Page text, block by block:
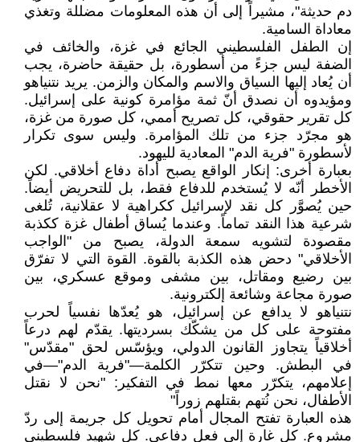
دم حديثة"، مشيراً إلى أن هذه المعلومات مضللة وتغذي
معاداة السامية.
إن الطفل الفلسطيني الجائع في غزة، والخائف في
الضفة ليس جزءً من أسطورة، بل حقيقة حاضرة، يجب
أن يُعاد إليها السياق والاسم والمكان والزمن. يريد نتنياهو
ومؤيدوه أن نصدق أنّ ثمة مؤامرة كونية على إسرائيل.
كل تقرير حقوقي، كل تصريح أممي، كل صورة من غزة،
هو مجرّد جزء من تلك المؤامرة. وليس سوى تكرار
لأسطورة "فرية الدم" المعادية لليهود.
بعبارة أخرى: إنكار الواقع يصبح أداة دفاع أخلاقي. لكن
الأخطر أنّه لا يُستخدم للدفاع فقط، بل للتحريض أيضاً.
حين يُصوَّر كل نقد لإسرائيل ككراهية لا عقلانية، تُلغى
شرعية هذا النقد تماماً. وعندما يُساق أطفال غزة ككذبة
مقصودة لتشويه سمعة الدولة، يصبح من "الواجب
الأخلاقي" دحض هذه الكذبة بالقوة. القوة التي لا تفرّق
بين رضيع ومقاتل، بين مشفى وموقع عسكري، بين
صورة مجاعة وشائعة إلكترونية.
نتنياهو لا يدافع عن إسرائيل، هو يُعدّها نفسياً لحرب
مفتوحة على كل من يشكّك بسرديتها. يقدّم لهم درعاً
أخلاقياً يتجاوز القانون الدولي، ويؤسّس لحق "مقدّس"
في البطش. وحين تتكرّر الكلمة—"فرية الدم"—في
إعلامهم، يتكرّر معها نمط في التفكير: "نحن لا نقتل
الأطفال، نحن نُتهم بقتلهم زوراً"
هذه العبارة تفتح المجال أمام تحويل كل جريمة إلى ردّ
مشروع. كل غارة إلى فعل دفاعي. كل شهيد فلسطيني